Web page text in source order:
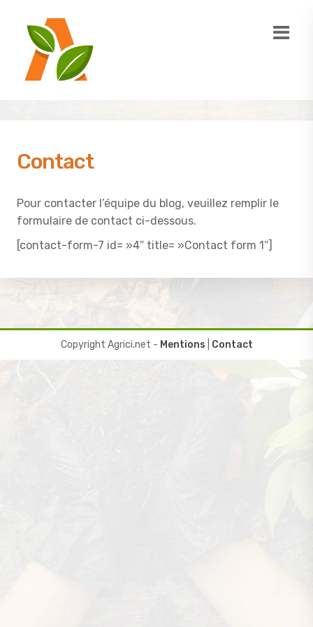
Contact
Pour contacter l’équipe du blog, veuillez remplir le
formulaire de contact ci-dessous.
[contact-form-7 id= »4″ title= »Contact form 1″]
Copyright Agrici.net - Mentions Contact